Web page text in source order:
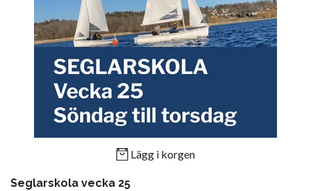
Lägg i korgen
Seglarskola vecka 25